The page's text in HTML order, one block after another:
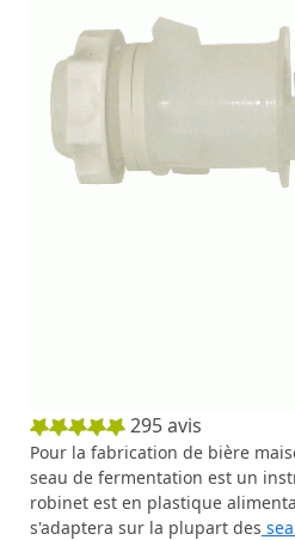
295avis
Pour la fabrication de bière
seau de fermentation est un
robinet est en plastique
s'adaptera sur la plupart des